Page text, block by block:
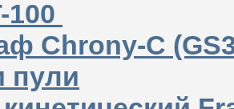
100
Chrony-C
пули